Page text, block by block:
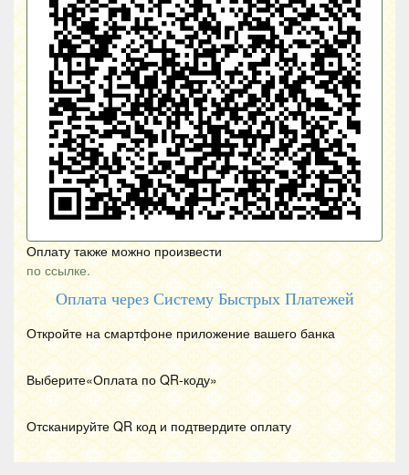
Оплату также можно произвести
по ссылке.
Оплата через Систему Быстрых Платежей
Откройте на смартфоне приложение вашего банка
Выберите«Оплата по QR-коду»
Отсканируйте QR код и подтвердите оплату